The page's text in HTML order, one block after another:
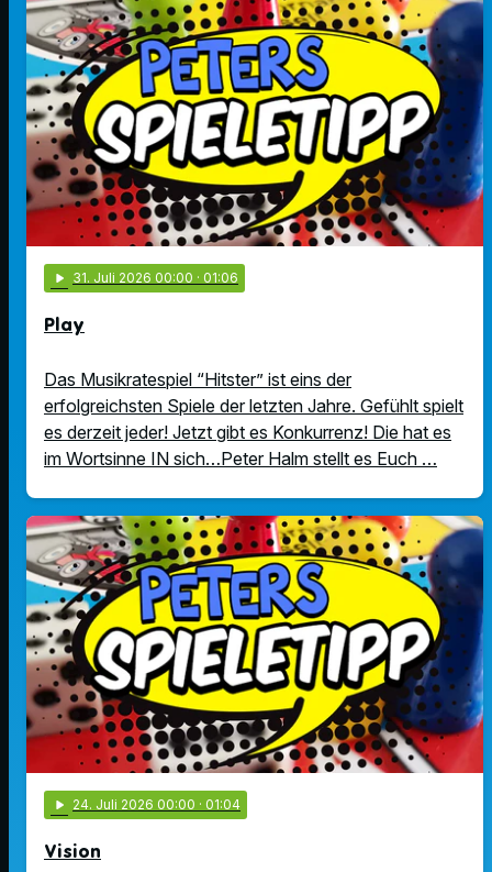
play_arrow 31. Juli 2026 00:00 · 01:06
Play
Das Musikratespiel “Hitster” ist eins der
erfolgreichsten Spiele der letzten Jahre. Gefühlt spielt
es derzeit jeder! Jetzt gibt es Konkurrenz! Die hat es
im Wortsinne IN sich…Peter Halm stellt es Euch …
play_arrow 24. Juli 2026 00:00 · 01:04
Vision